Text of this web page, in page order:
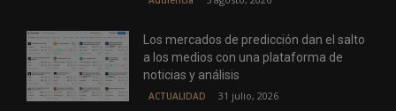
Los mercados de predicción dan el salto
a los medios con una plataforma de
noticias y análisis
ACTUALIDAD 31 julio, 2026